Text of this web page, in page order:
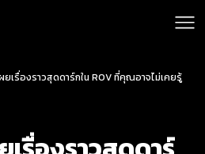
ยเรื่องราวสุดดาร์กใน ROV ที่คุณอาจไม่เคยรู้